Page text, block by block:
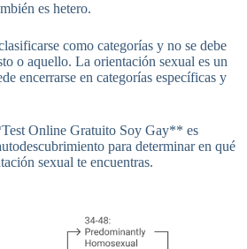
es hetero.
como categorías y no se debe
o aquello. La orientación sexual es un
encerrarse en categorías específicas y
Online Gratuito Soy Gay** es
para determinar en qué
sexual te encuentras.